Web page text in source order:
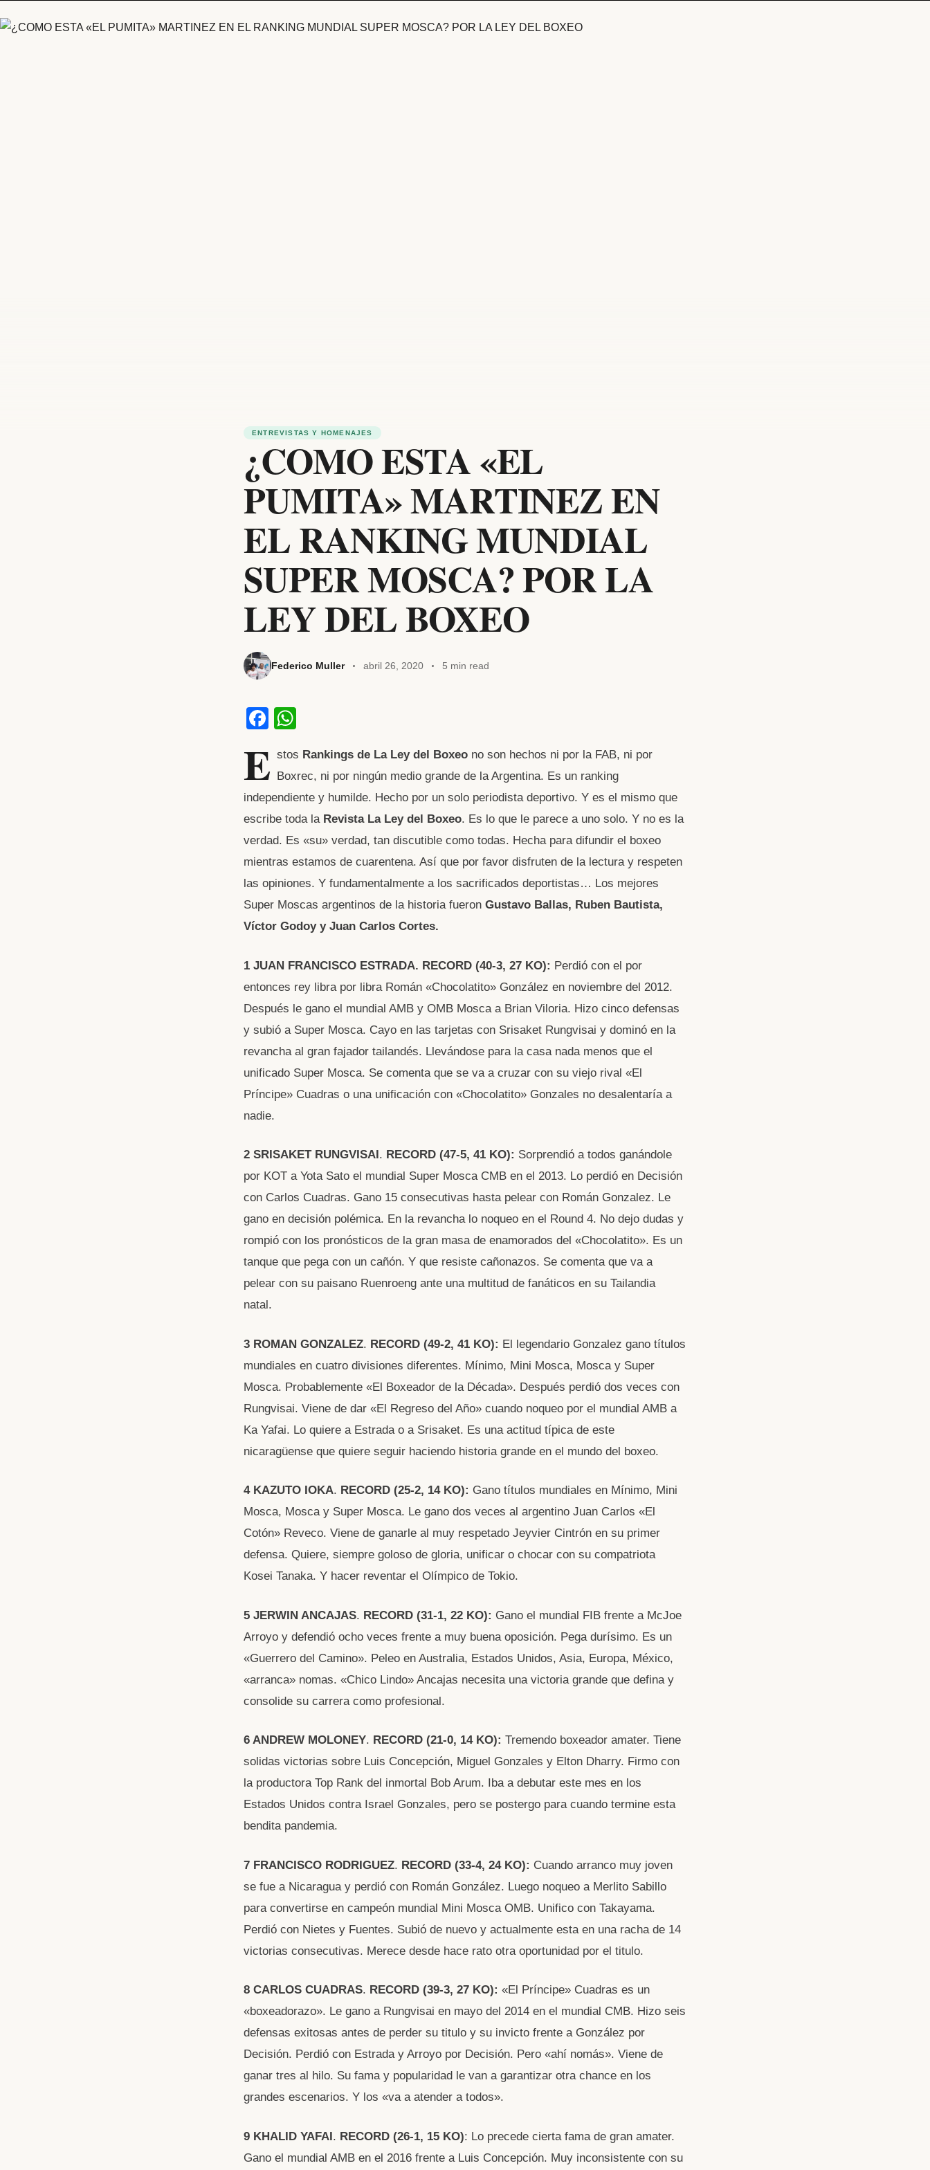
ENTREVISTAS Y HOMENAJES
¿COMO ESTA «EL
PUMITA» MARTINEZ EN
EL RANKING MUNDIAL
SUPER MOSCA? POR LA
LEY DEL BOXEO
Federico Muller abril 26, 2020 5 min read
F
c
e
b
o
o
k
at
s
A
p
p
E stos Rankings de La Ley del Boxeo no son hechos ni por la FAB, ni por
Boxrec, ni por ningún medio grande de la Argentina. Es un ranking
independiente y humilde. Hecho por un solo periodista deportivo. Y es el mismo que
escribe toda la Revista La Ley del Boxeo. Es lo que le parece a uno solo. Y no es la
verdad. Es «su» verdad, tan discutible como todas. Hecha para difundir el boxeo
mientras estamos de cuarentena. Así que por favor disfruten de la lectura y respeten
las opiniones. Y fundamentalmente a los sacrificados deportistas… Los mejores
Super Moscas argentinos de la historia fueron Gustavo Ballas, Ruben Bautista,
Víctor Godoy y Juan Carlos Cortes.
1 JUAN FRANCISCO ESTRADA. RECORD (40-3, 27 KO): Perdió con el por
entonces rey libra por libra Román «Chocolatito» González en noviembre del 2012.
Después le gano el mundial AMB y OMB Mosca a Brian Viloria. Hizo cinco defensas
y subió a Super Mosca. Cayo en las tarjetas con Srisaket Rungvisai y dominó en la
revancha al gran fajador tailandés. Llevándose para la casa nada menos que el
unificado Super Mosca. Se comenta que se va a cruzar con su viejo rival «El
Príncipe» Cuadras o una unificación con «Chocolatito» Gonzales no desalentaría a
nadie.
2 SRISAKET RUNGVISAI. RECORD (47-5, 41 KO): Sorprendió a todos ganándole
por KOT a Yota Sato el mundial Super Mosca CMB en el 2013. Lo perdió en Decisión
con Carlos Cuadras. Gano 15 consecutivas hasta pelear con Román Gonzalez. Le
gano en decisión polémica. En la revancha lo noqueo en el Round 4. No dejo dudas y
rompió con los pronósticos de la gran masa de enamorados del «Chocolatito». Es un
tanque que pega con un cañón. Y que resiste cañonazos. Se comenta que va a
pelear con su paisano Ruenroeng ante una multitud de fanáticos en su Tailandia
natal.
3 ROMAN GONZALEZ. RECORD (49-2, 41 KO): El legendario Gonzalez gano títulos
mundiales en cuatro divisiones diferentes. Mínimo, Mini Mosca, Mosca y Super
Mosca. Probablemente «El Boxeador de la Década». Después perdió dos veces con
Rungvisai. Viene de dar «El Regreso del Año» cuando noqueo por el mundial AMB a
Ka Yafai. Lo quiere a Estrada o a Srisaket. Es una actitud típica de este
nicaragüense que quiere seguir haciendo historia grande en el mundo del boxeo.
4 KAZUTO IOKA. RECORD (25-2, 14 KO): Gano títulos mundiales en Mínimo, Mini
Mosca, Mosca y Super Mosca. Le gano dos veces al argentino Juan Carlos «El
Cotón» Reveco. Viene de ganarle al muy respetado Jeyvier Cintrón en su primer
defensa. Quiere, siempre goloso de gloria, unificar o chocar con su compatriota
Kosei Tanaka. Y hacer reventar el Olímpico de Tokio.
5 JERWIN ANCAJAS. RECORD (31-1, 22 KO): Gano el mundial FIB frente a McJoe
Arroyo y defendió ocho veces frente a muy buena oposición. Pega durísimo. Es un
«Guerrero del Camino». Peleo en Australia, Estados Unidos, Asia, Europa, México,
«arranca» nomas. «Chico Lindo» Ancajas necesita una victoria grande que defina y
consolide su carrera como profesional.
6 ANDREW MOLONEY. RECORD (21-0, 14 KO): Tremendo boxeador amater. Tiene
solidas victorias sobre Luis Concepción, Miguel Gonzales y Elton Dharry. Firmo con
la productora Top Rank del inmortal Bob Arum. Iba a debutar este mes en los
Estados Unidos contra Israel Gonzales, pero se postergo para cuando termine esta
bendita pandemia.
7 FRANCISCO RODRIGUEZ. RECORD (33-4, 24 KO): Cuando arranco muy joven
se fue a Nicaragua y perdió con Román González. Luego noqueo a Merlito Sabillo
para convertirse en campeón mundial Mini Mosca OMB. Unifico con Takayama.
Perdió con Nietes y Fuentes. Subió de nuevo y actualmente esta en una racha de 14
victorias consecutivas. Merece desde hace rato otra oportunidad por el titulo.
8 CARLOS CUADRAS. RECORD (39-3, 27 KO): «El Príncipe» Cuadras es un
«boxeadorazo». Le gano a Rungvisai en mayo del 2014 en el mundial CMB. Hizo seis
defensas exitosas antes de perder su titulo y su invicto frente a González por
Decisión. Perdió con Estrada y Arroyo por Decisión. Pero «ahí nomás». Viene de
ganar tres al hilo. Su fama y popularidad le van a garantizar otra chance en los
grandes escenarios. Y los «va a atender a todos».
9 KHALID YAFAI. RECORD (26-1, 15 KO): Lo precede cierta fama de gran amater.
Gano el mundial AMB en el 2016 frente a Luis Concepción. Muy inconsistente con su